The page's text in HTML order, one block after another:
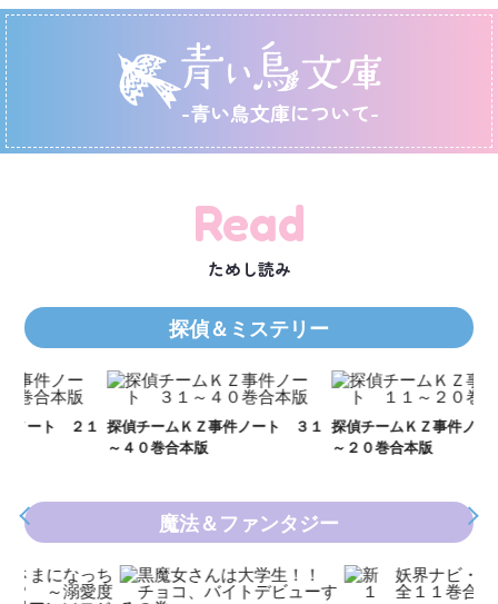
-青い鳥文庫について-
Read
ためし読み
探偵＆ミステリー
探偵チームＫＺ事件ノート ３１
～４０巻合本版
探偵チームＫＺ事件ノート １１
～２０巻合本版
魔法＆ファンタジー